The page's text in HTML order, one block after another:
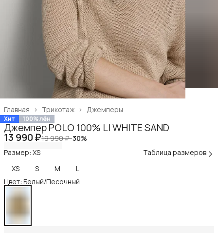
Джемперы
Трикотаж ›
Главная ›
Хит 100% лён
Джемпер POLO 100% LI WHITE SAND
13 990 ₽19 990 ₽−30%
Размер: XS
Таблица размеров
XS
S M
L
Цвет: Белый/Песочный